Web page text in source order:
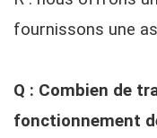
fournissons une
Q : Combien de
fonctionnement